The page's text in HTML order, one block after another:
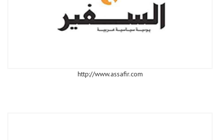
http://www.assafir.com